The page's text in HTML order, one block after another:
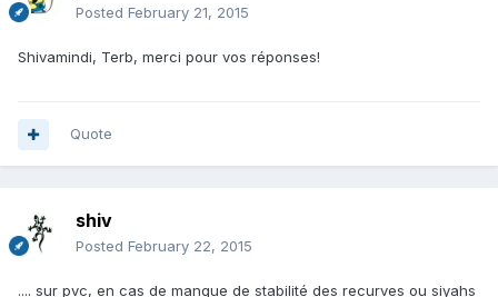
Posted February 21, 2015
Shivamindi, Terb, merci pour vos réponses!
Quote
shiv
Posted February 22, 2015
.... sur pvc, en cas de manque de stabilité des recurves ou siyahs